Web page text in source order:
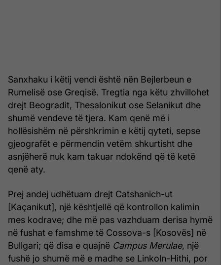
Sanxhaku i këtij vendi është nën Bejlerbeun e
Rumelisë ose Greqisë. Tregtia nga këtu zhvillohet
drejt Beogradit, Thesalonikut ose Selanikut dhe
shumë vendeve të tjera. Kam qenë më i
hollësishëm në përshkrimin e këtij qyteti, sepse
gjeografët e përmendin vetëm shkurtisht dhe
asnjëherë nuk kam takuar ndokënd që të ketë
qenë aty.
Prej andej udhëtuam drejt Catshanich-ut
[Kaçanikut], një kështjellë që kontrollon kalimin
mes kodrave; dhe më pas vazhduam derisa hymë
në fushat e famshme të Cossova-s [Kosovës] në
Bullgari; që disa e quajnë Campus Merulae, një
fushë jo shumë më e madhe se Linkoln-Hithi, por